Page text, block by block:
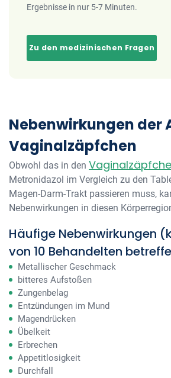
Ergebnisse in nur 5-7 Minuten.
Zu den medizinischen Fragen
Nebenwirkungen der
Vaginalzäpfchen
Obwohl das in den
Metronidazol im Vergleich zu den
Magen-Darm-Trakt passieren muss,
Nebenwirkungen in diesen
Häufige Nebenwirkungen
von 10 Behandelten
Metallischer Geschmack
bitteres Aufstoßen
Zungenbelag
Entzündungen im Mund
Magendrücken
Übelkeit
Erbrechen
Appetitlosigkeit
Durchfall